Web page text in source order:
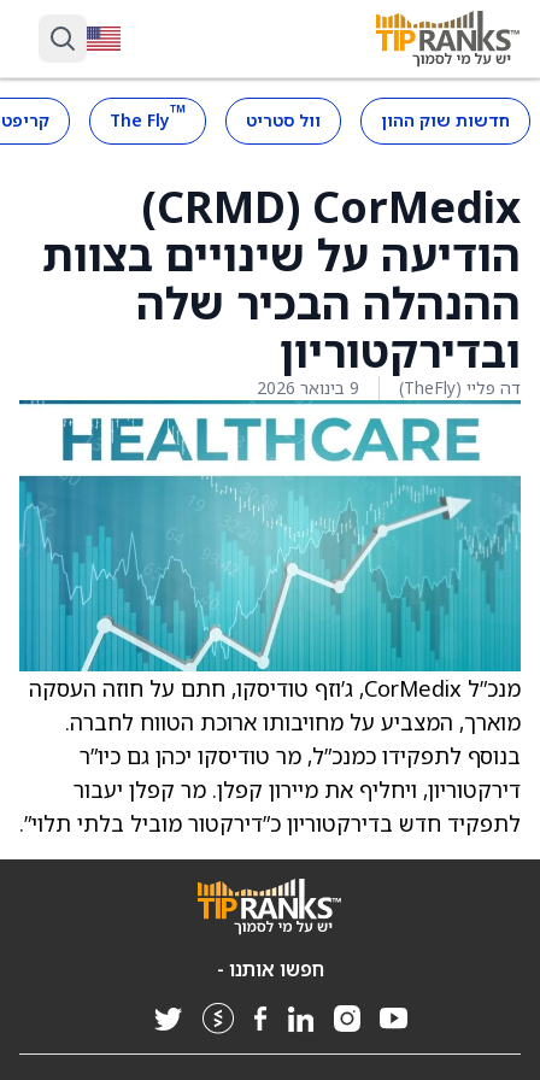
חדשות שוק ההון וול סטריט ™
The Fly
CorMedix ‏(CRMD)
הודיעה על שינויים בצוות
ההנהלה הבכיר שלה
ובדירקטוריון
דה פליי (TheFly) 9 בינואר 2026
מנכ”ל CorMedix, ג’וזף טודיסקו, חתם על חוזה העסקה
מוארך, המצביע על מחויבותו ארוכת הטווח לחברה.
בנוסף לתפקידו כמנכ”ל, מר טודיסקו יכהן גם כיו”ר
דירקטוריון, ויחליף את מיירון קפלן. מר קפלן יעבור
לתפקיד חדש בדירקטוריון כ”דירקטור מוביל בלתי תלוי”.
חפשו אותנו -